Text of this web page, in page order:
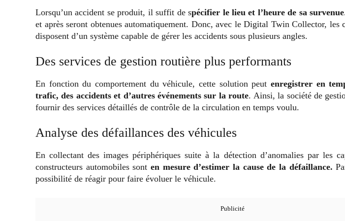
Lorsqu’un accident se produit, il suffit de spécifier le lieu et l’heure de sa survenue
et après seront obtenues automatiquement. Donc, avec le Digital Twin Collector, les
disposent d’un système capable de gérer les accidents sous plusieurs angles.
Des services de gestion routière plus performants
En fonction du comportement du véhicule, cette solution peut enregistrer en
trafic, des accidents et d’autres événements sur la route. Ainsi, la société de
fournir des services détaillés de contrôle de la circulation en temps voulu.
Analyse des défaillances des véhicules
En collectant des images périphériques suite à la détection d’anomalies par les
constructeurs automobiles sont en mesure d’estimer la cause de la défaillance.
possibilité de réagir pour faire évoluer le véhicule.